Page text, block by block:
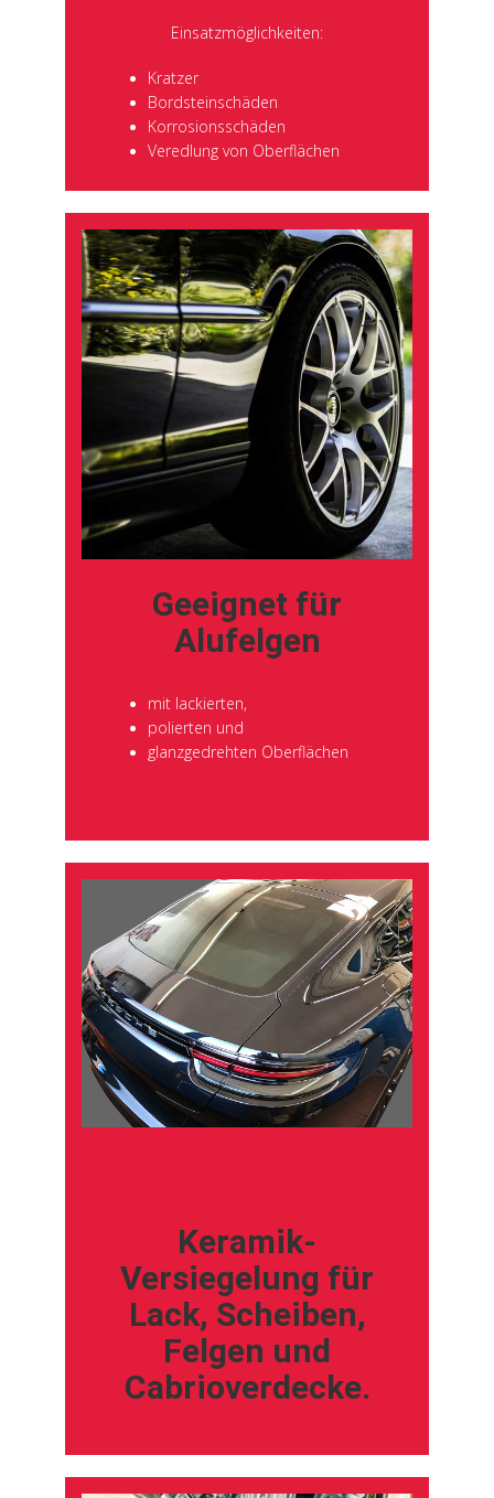
Einsatzmöglichkeiten:
Kratzer
Bordsteinschäden
Korrosionsschäden
Veredlung von Oberflächen
Geeignet für
Alufelgen
mit lackierten,
polierten und
glanzgedrehten Oberflächen
Keramik-
Versiegelung für
Lack, Scheiben,
Felgen und
Cabrioverdecke.